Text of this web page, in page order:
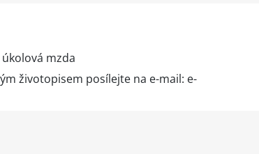
mzda
životopisem posílejte na e-mail: e-